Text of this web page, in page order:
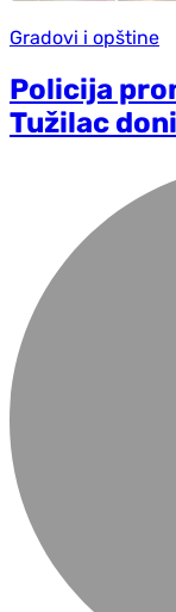
Gradovi i opštine
Policija
Tužilac